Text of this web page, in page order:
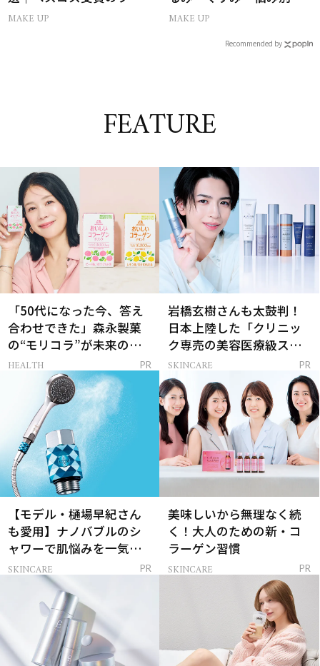
ンデ・下地・パウダー
MAKE UP
スコス受賞の日焼け止め
MAKE UP
Recommended by
FEATURE
「50代になった今、答え
合わせできた」森永製菓
の“モリコラ”が未来のキ
レイを連れてくる！
HEALTH PR
岩橋玄樹さんも太鼓判！
日本上陸した「クリニッ
ク専売の美容医療級スキ
ンケア」
SKINCARE PR
【モデル・樋場早紀さん
も愛用】ナノバブルのシ
ャワーで肌悩みを一気に
解決
SKINCARE PR
美味しいから無理なく続
く！大人のための新・コ
ラーゲン習慣
SKINCARE PR